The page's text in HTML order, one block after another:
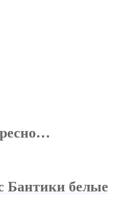
Бантики белые